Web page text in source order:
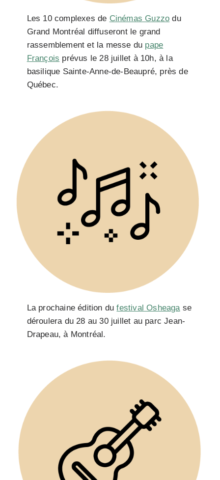
Les 10 complexes de Cinémas Guzzo du
Grand Montréal diffuseront le grand
rassemblement et la messe du pape
François prévus le 28 juillet à 10h, à la
basilique Sainte-Anne-de-Beaupré, près de
Québec.
La prochaine édition dufestival Osheagase
déroulera du 28 au 30 juillet au parc Jean-
Drapeau, à Montréal.